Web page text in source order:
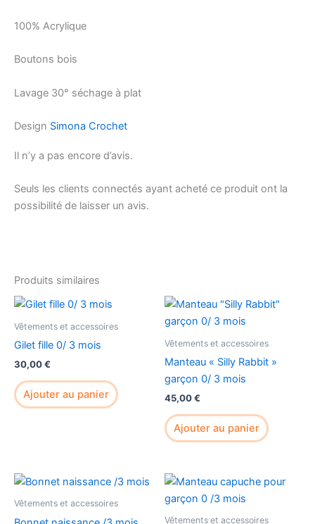
100% Acrylique
Boutons bois
Lavage 30° séchage à plat
Design Simona Crochet
Il n’y a pas encore d’avis.
Seuls les clients connectés ayant acheté ce produit ont la
possibilité de laisser un avis.
Produits similaires
Vêtements et accessoires
Gilet fille 0/ 3 mois
30,00€
Ajouter au panier
Vêtements et accessoires
Manteau « Silly Rabbit »
garçon 0/ 3 mois
45,00€
Ajouter au panier
Vêtements et accessoires
Vêtements et accessoires